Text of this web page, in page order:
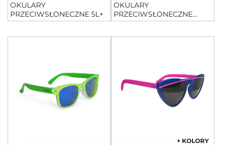
OKULARY
PRZECIWSŁONECZNE 5L+
OKULARY
PRZECIWSŁONECZNE
24M+ Z LUSTROWANYMI
+ KOLORY